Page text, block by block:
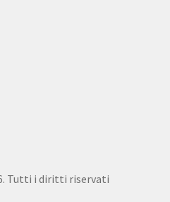
Tutti i diritti riservati